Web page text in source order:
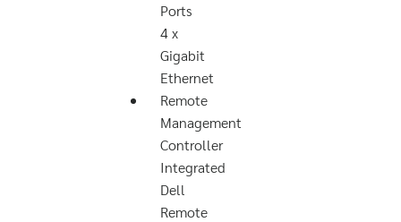
Ports
4 x
Gigabit
Ethernet
Remote
Management
Controller
Integrated
Dell
Remote